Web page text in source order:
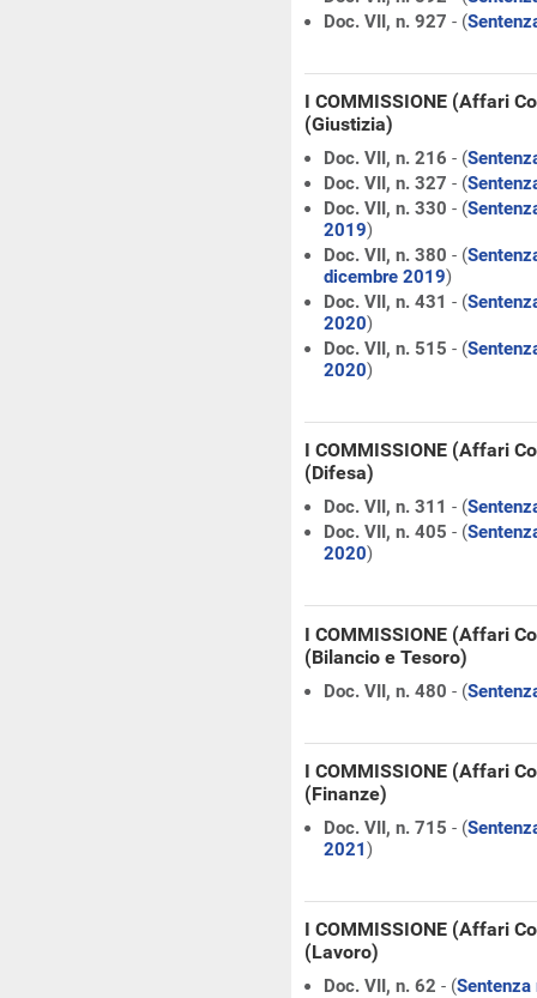
Doc. VII, n. 927 - (
I COMMISSIONE (Affari
(Giustizia)
Doc. VII, n. 216 - (
Doc. VII, n. 327 - (
Doc. VII, n. 330 - (
2019)
Doc. VII, n. 380 - (
dicembre 2019)
Doc. VII, n. 431 - (
2020)
Doc. VII, n. 515 - (
2020)
I COMMISSIONE (Affari
(Difesa)
Doc. VII, n. 311 - (
Doc. VII, n. 405 - (
2020)
I COMMISSIONE (Affari
(Bilancio e Tesoro)
Doc. VII, n. 480 - (
I COMMISSIONE (Affari
(Finanze)
Doc. VII, n. 715 - (
2021)
I COMMISSIONE (Affari
(Lavoro)
Doc. VII, n. 62 - (